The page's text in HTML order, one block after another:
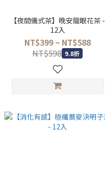
【夜間儀式茶】晚安龍眼花茶 -
12入
NT$399 ~ NT$588
NT$598 9.8折